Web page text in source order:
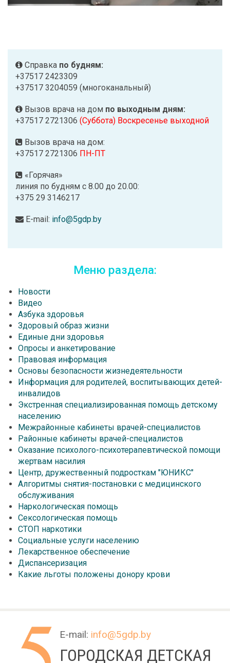
Справка по будням:
+37517 2423309
+37517 3204059 (многоканальный)
Вызов врача на дом по выходным дням:
+37517 2721306 (Суббота) Воскресенье выходной
Вызов врача на дом:
+37517 2721306 ПН-ПТ
«Горячая»
линия по будням с 8.00 до 20.00:
+375 29 3146217
E-mail: info@5gdp.by
Меню раздела:
Новости
Видео
Азбука здоровья
Здоровый образ жизни
Единые дни здоровья
Опросы и анкетирование
Правовая информация
Основы безопасности жизнедеятельности
Информация для родителей, воспитывающих детей-
инвалидов
Экстренная специализированная помощь детскому
населению
Межрайонные кабинеты врачей-специалистов
Районные кабинеты врачей-специалистов
Оказание психолого-психотерапевтической помощи
жертвам насилия
Центр, дружественный подросткам "ЮНИКС"
Алгоритмы снятия-постановки с медицинского
обслуживания
Наркологическая помощь
Сексологическая помощь
СТОП наркотики
Социальные услуги населению
Лекарственное обеспечение
Диспансеризация
Какие льготы положены донору крови
E-mail: info@5gdp.by
ГОРОДСКАЯ ДЕТСКАЯ